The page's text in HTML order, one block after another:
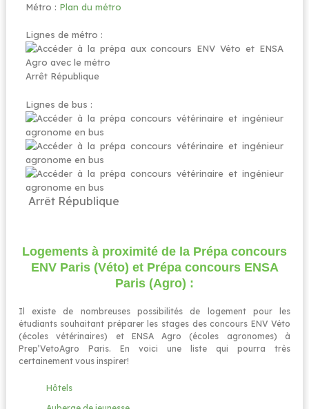
Métro : Plan du métro
Lignes de métro :
Arrêt République
Lignes de bus :
ArrêtRépublique
Logements à proximité de la Prépa concours
ENV Paris (Véto) et Prépa concours ENSA
Paris (Agro)​ :
Il existe de nombreuses possibilités de logement pour les
étudiants souhaitant préparer les stages des concours ENV Véto
(écoles vétérinaires) et ENSA Agro (écoles agronomes) à
Prep’VetoAgro Paris. En voici une liste qui pourra très
certainement vous inspirer!
Hôtels